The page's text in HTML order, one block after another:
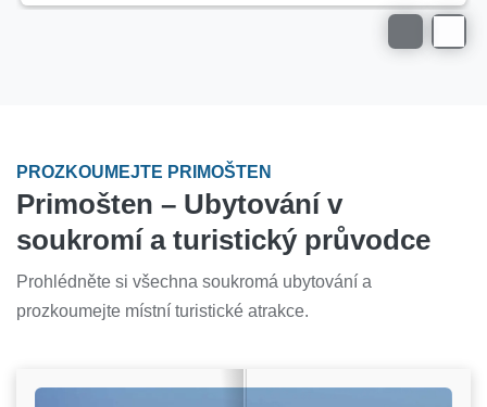
PROZKOUMEJTE PRIMOŠTEN
Primošten – Ubytování v
soukromí a turistický průvodce
Prohlédněte si všechna soukromá ubytování a
prozkoumejte místní turistické atrakce.